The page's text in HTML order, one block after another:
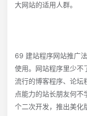
大网站的适用人群。
69 建站程序网站推广
使用。网站程序里少不
流行的博客程序、论坛
点能力的站长朋友何
个二次开发，推出美化